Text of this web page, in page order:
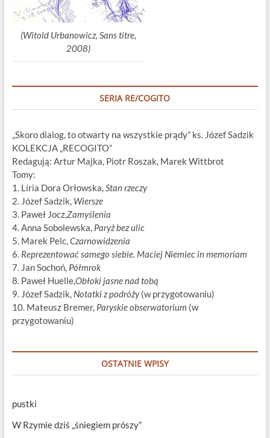
(Witold Urbanowicz, Sans titre,
2008)
SERIA RE/COGITO
„Skoro dialog, to otwarty na wszystkie prądy” ks. Józef Sadzik
KOLEKCJA „RECOGITO”
Redagują: Artur Majka, Piotr Roszak, Marek Wittbrot
Tomy:
1. Líria Dora Orłowska,Stan rzeczy
2. Józef Sadzik, Wiersze
3. Paweł Jocz,Zamyślenia
4. Anna Sobolewska, Paryż bez ulic
5. Marek Pelc,Czarnowidzenia
6. Reprezentować samego siebie. Maciej Niemiec in memoriam
7. Jan Sochoń, Półmrok
8. Paweł Huelle,Obłoki jasne nad tobą
9. Józef Sadzik, Notatki z podróży(w przygotowaniu)
10. Mateusz Bremer, Paryskie obserwatorium (w
przygotowaniu)
OSTATNIE WPISY
pustki
W Rzymie dziś „śniegiem prószy”